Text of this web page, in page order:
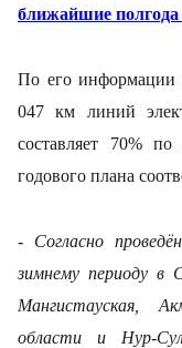
ближайшие
По его информации
047 км линий
составляет 70%
годового плана
- Согласно
зимнему периоду в
Мангистауская,
области и Нур-